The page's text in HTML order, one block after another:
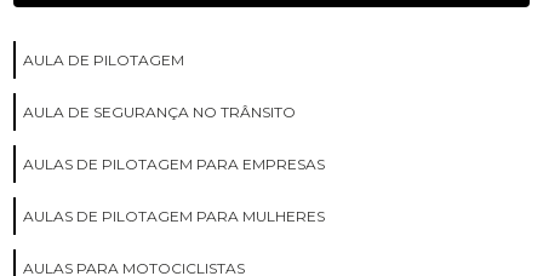
AULA DE PILOTAGEM
AULA DE SEGURANÇA NO TRÂNSITO
AULAS DE PILOTAGEM PARA EMPRESAS
AULAS DE PILOTAGEM PARA MULHERES
AULAS PARA MOTOCICLISTAS